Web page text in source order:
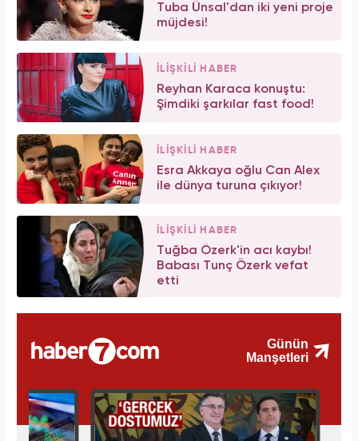
Tuba Ünsal'dan iki yeni proje
müjdesi!
İLİŞKİLİ HABER
Reyhan Karaca konuştu:
Şimdiki şarkılar fast food!
İLİŞKİLİ HABER
Esra Akkaya oğlu Can Alex
ile dünya turuna çıkıyor!
İLİŞKİLİ HABER
Tuğba Özerk'in acı kaybı!
Babası Tunç Özerk vefat
etti